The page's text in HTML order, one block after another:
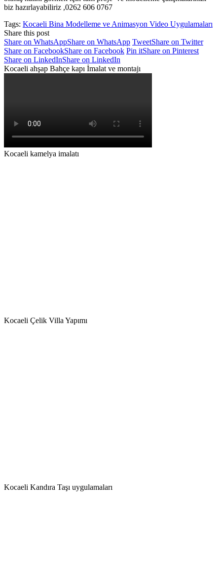
biz hazırlayabiliriz ,0262 606 0767
Tags: Kocaeli Bina Modelleme ve Animasyon Video Uygulamaları
Share this post
Share on WhatsAppShare on WhatsApp TweetShare on Twitter
Share on FacebookShare on Facebook Pin itShare on Pinterest
Share on LinkedInShare on LinkedIn
Kocaeli ahşap Bahçe kapı İmalat ve montajı
Kocaeli kamelya imalatı
Kocaeli Çelik Villa Yapımı
Kocaeli Kandıra Taşı uygulamaları